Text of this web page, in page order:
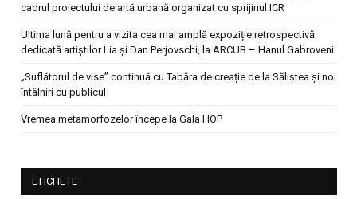
cadrul proiectului de artă urbană organizat cu sprijinul ICR
Ultima lună pentru a vizita cea mai amplă expoziție retrospectivă
dedicată artiștilor Lia și Dan Perjovschi, la ARCUB – Hanul Gabroveni
„Suflătorul de vise” continuă cu Tabăra de creație de la Săliștea și noi
întâlniri cu publicul
Vremea metamorfozelor începe la Gala HOP
ETICHETE